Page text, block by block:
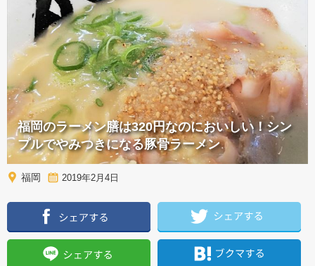
福岡のラーメン膳は320円なのにおいしい！シン
プルでやみつきになる豚骨ラーメン
福岡 2019年2月4日